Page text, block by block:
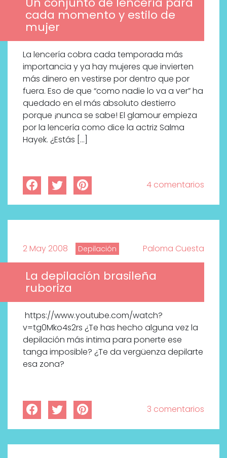
cada momento y estilo de
mujer
La lencería cobra cada temporada más
importancia y ya hay mujeres que invierten
más dinero en vestirse por dentro que por
fuera. Eso de que “como nadie lo va a ver” ha
quedado en el más absoluto destierro
porque ¡nunca se sabe! El glamour empieza
por la lencería como dice la actriz Salma
Hayek. ¿Estás […]
4 comentarios
2 May 2008 Depilación Paloma Cuesta
La depilación brasileña
ruboriza
https://www.youtube.com/watch?
v=tg0Mko4s2rs ¿Te has hecho alguna vez la
depilación más intima para ponerte ese
tanga imposible? ¿Te da vergüenza depilarte
esa zona?
3 comentarios